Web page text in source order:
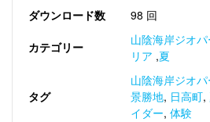
ダウンロード数
98 回
カテゴリー 山陰海岸ジオパ
リア ,夏
タグ
山陰海岸ジオパ
景勝地, 日高町,
イダー, 体験